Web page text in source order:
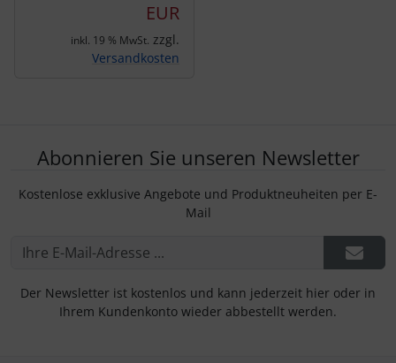
EUR
inkl. 19 % MwSt. zzgl.
Versandkosten
Abonnieren Sie unseren Newsletter
Kostenlose exklusive Angebote und Produktneuheiten per E-
Mail
Der Newsletter ist kostenlos und kann jederzeit hier oder in
Ihrem Kundenkonto wieder abbestellt werden.